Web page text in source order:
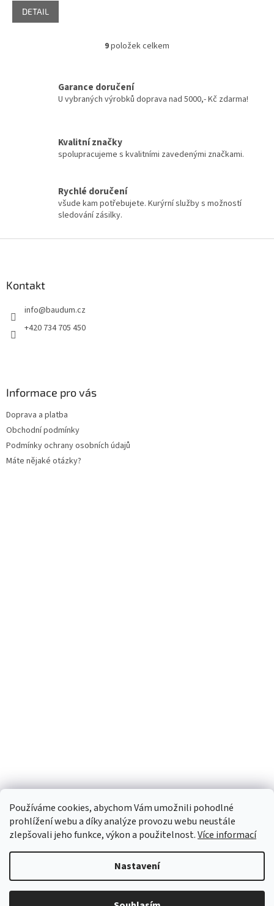
Používáme cookies, abychom Vám umožnili pohodlné
prohlížení webu a díky analýze provozu webu neustále
zlepšovali jeho funkce, výkon a použitelnost.Více informací
Nastavení
DETAIL
O
d
r
v
i
9položek celkem
Garance doručení
U vybraných výrobků doprava nad 5000,- Kč zdarma!
Kvalitní značky
spolupracujeme s kvalitními zavedenými značkami.
Rychlé doručení
všude kam potřebujete. Kurýrní služby s možností
sledování zásilky.
Kontakt
info@baudum.cz
+420 734 705 450
Informace pro vás
Doprava a platba
Obchodní podmínky
Podmínky ochrany osobních údajů
Máte nějaké otázky?
Vytvořil Shoptet